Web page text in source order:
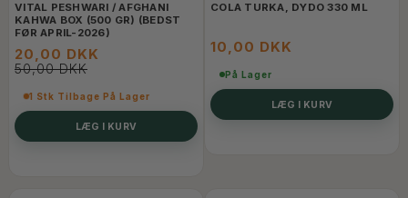
VITAL PESHWARI / AFGHANI
KAHWA BOX (500 GR) (BEDST
FØR APRIL-2026)
20,00 DKK
50,00 DKK
1 Stk Tilbage På Lager
LÆG I KURV
COLA TURKA, DYDO 330 ML
10,00 DKK
På Lager
LÆG I KURV